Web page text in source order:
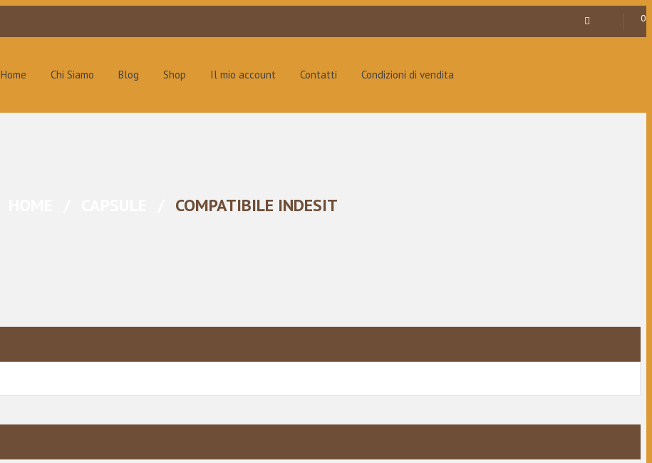
0
Home Chi Siamo Blog Shop Il mio account Contatti Condizioni di vendita
COMPATIBILE INDESIT